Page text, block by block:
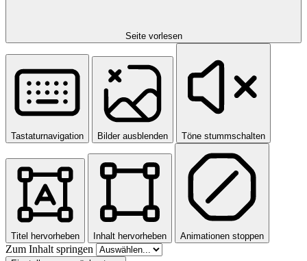
Seite vorlesen
Tastaturnavigation Bilder ausblenden Töne stummschalten
Titel hervorheben Inhalt hervorheben Animationen stoppen
Zum Inhalt springen